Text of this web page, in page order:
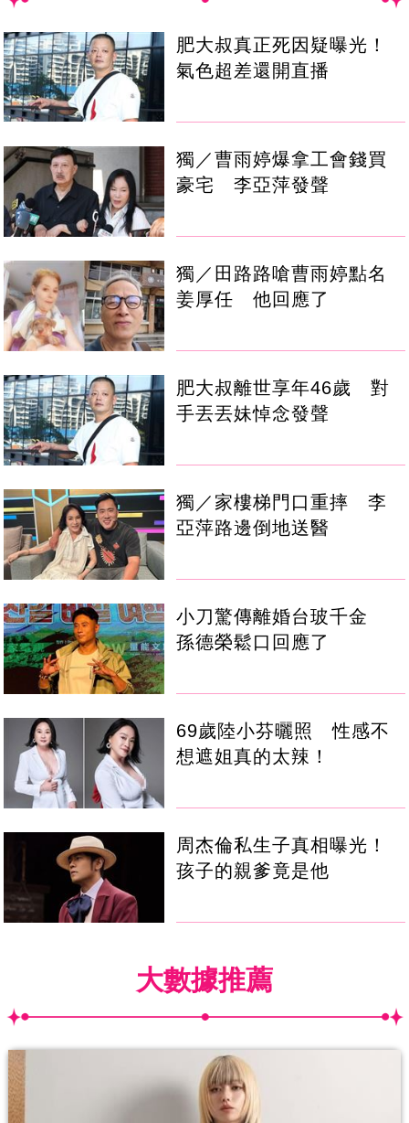
肥大叔真正死因疑曝光！
氣色超差還開直播
獨／曹雨婷爆拿工會錢買
豪宅 李亞萍發聲
獨／田路路嗆曹雨婷點名
姜厚任 他回應了
肥大叔離世享年46歲 對
手丟丟妹悼念發聲
獨／家樓梯門口重摔 李
亞萍路邊倒地送醫
小刀驚傳離婚台玻千金
孫德榮鬆口回應了
69歲陸小芬曬照 性感不
想遮姐真的太辣！
周杰倫私生子真相曝光！
孩子的親爹竟是他
大數據推薦